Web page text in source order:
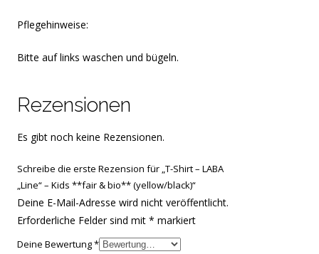
Pflegehinweise:
Bitte auf links waschen und bügeln.
Rezensionen
Es gibt noch keine Rezensionen.
Schreibe die erste Rezension für „T-Shirt – LABA
„Line“ – Kids **fair & bio** (yellow/black)“
Deine E-Mail-Adresse wird nicht veröffentlicht.
Erforderliche Felder sind mit* markiert
Deine Bewertung*